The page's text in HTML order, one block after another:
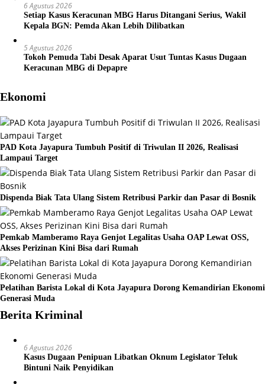
6 Agustus 2026
Setiap Kasus Keracunan MBG Harus Ditangani Serius, Wakil
Kepala BGN: Pemda Akan Lebih Dilibatkan
5 Agustus 2026
Tokoh Pemuda Tabi Desak Aparat Usut Tuntas Kasus Dugaan
Keracunan MBG di Depapre
Ekonomi
PAD Kota Jayapura Tumbuh Positif di Triwulan II 2026, Realisasi
Lampaui Target
Dispenda Biak Tata Ulang Sistem Retribusi Parkir dan Pasar di Bosnik
Pemkab Mamberamo Raya Genjot Legalitas Usaha OAP Lewat OSS,
Akses Perizinan Kini Bisa dari Rumah
Pelatihan Barista Lokal di Kota Jayapura Dorong Kemandirian Ekonomi
Generasi Muda
Berita Kriminal
6 Agustus 2026
Kasus Dugaan Penipuan Libatkan Oknum Legislator Teluk
Bintuni Naik Penyidikan